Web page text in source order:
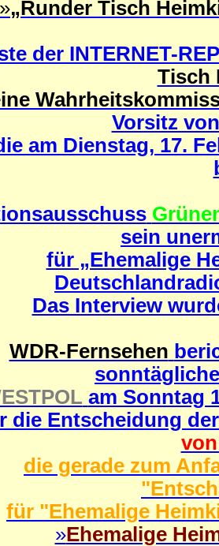
»„Runder Tisch
der INTERNET-
Tisch
Vorsitz von
am Dienstag, 17.
sein
für „Ehemalige
Das Interview
WDR-Fernsehen
am Sonntag
die Entscheidung der
die gerade zum
für "Ehemalige
»Ehemalige